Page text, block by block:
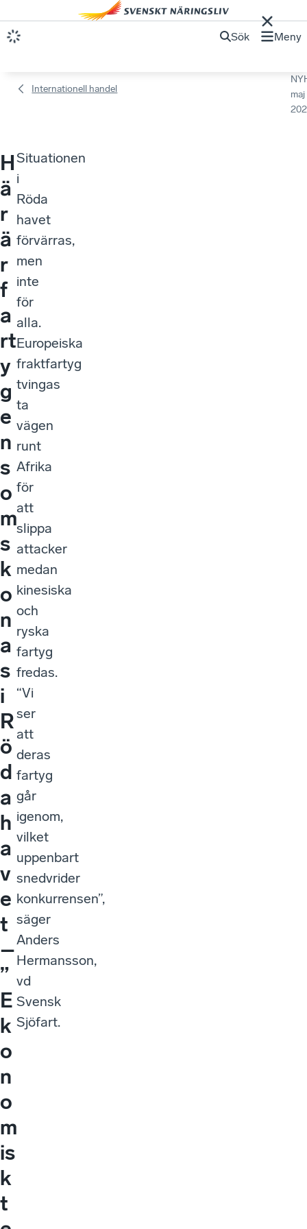
Sök Meny
Internationell handel
maj
H
ä
r
ä
r
f
a
rt
y
g
e
n
s
o
m
s
k
o
n
a
s
i
R
ö
d
a
h
a
v
e
t
–
”
E
k
o
n
o
m
is
k
t
Situationen
i
Röda
havet
förvärras,
men
inte
för
alla.
Europeiska
fraktfartyg
tvingas
ta
vägen
runt
Afrika
för
att
slippa
attacker
medan
kinesiska
och
ryska
fartyg
fredas.
“Vi
ser
att
deras
fartyg
går
igenom,
vilket
uppenbart
snedvrider
konkurrensen”,
säger
Anders
Hermansson,
vd
Svensk
Sjöfart.